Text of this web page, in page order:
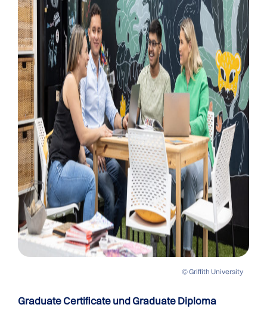
© Griffith University
Graduate Certificate und Graduate Diploma